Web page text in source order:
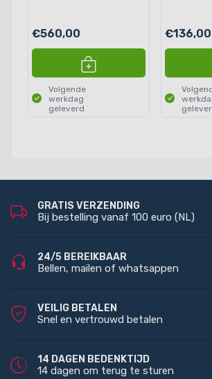
€560,00
Volgende
werkdag
geleverd
€136,00
GRATIS VERZENDING
Bij bestelling vanaf 100 euro (NL)
24/5 BEREIKBAAR
Bellen, mailen of whatsappen
VEILIG BETALEN
Snel en vertrouwd betalen
14 DAGEN BEDENKTIJD
14 dagen om terug te sturen